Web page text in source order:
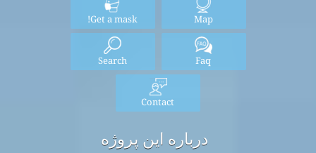
Map
Get a mask!
Faq
Search
Contact
درباره این پروژه